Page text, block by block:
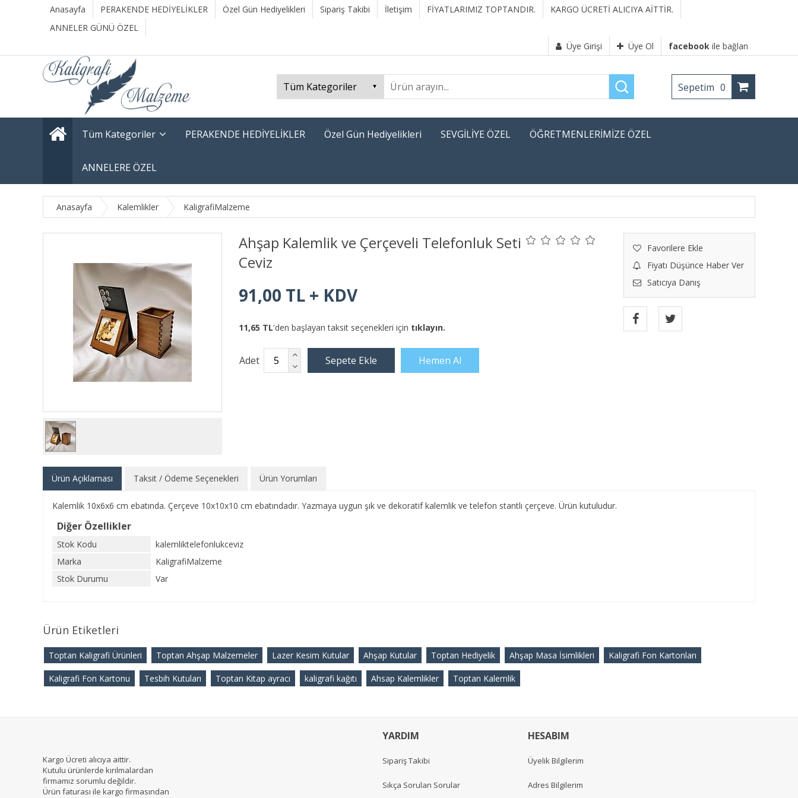
Anasayfa PERAKENDE HEDİYELİKLER Özel Gün Hediyelikleri Sipariş Takibi İletişim FİYATLARIMIZ TOPTANDIR.
KARGO ÜCRETİ ALICIYA AİTTİR.
ANNELER GÜNÜ ÖZEL
Üye Girişi
Üye Ol facebook ile bağlan
Sepetim 0
Tüm Kategoriler PERAKENDE HEDİYELİKLER Özel Gün Hediyelikleri SEVGİLİYE ÖZEL ÖĞRETMENLERİMİZE ÖZEL
ANNELERE ÖZEL
Anasayfa Kalemlikler KaligrafiMalzeme
Ahşap Kalemlik ve Çerçeveli Telefonluk Seti
Ceviz
Favorilere Ekle
Fiyatı Düşünce Haber Ver
Satıcıya Danış
91,00 TL + KDV
11,65 TL'den başlayan taksit seçenekleri için tıklayın.
Adet
Ürün Açıklaması Taksit / Ödeme Seçenekleri Ürün Yorumları
Kalemlik 10x6x6 cm ebatında. Çerçeve 10x10x10 cm ebatındadır. Yazmaya uygun şık ve dekoratif kalemlik ve telefon stantlı çerçeve. Ürün kutuludur.
Diğer Özellikler
Stok Kodu
kalemliktelefonlukceviz
Marka
KaligrafiMalzeme
Stok Durumu
Var
Ürün Etiketleri
Toptan Kaligrafi Ürünleri Toptan Ahşap Malzemeler Lazer Kesim Kutular Ahşap Kutular Toptan Hediyelik Ahşap Masa İsimlikleri Kaligrafi Fon Kartonları
Kaligrafi Fon Kartonu Tesbih Kutuları Toptan Kitap ayracı kaligrafi kağıtı Ahsap Kalemlikler Toptan Kalemlik
Kargo Ücreti alıcıya aittir.
Kutulu ürünlerde kırılmalardan
firmamız sorumlu değildir.
Ürün faturası ile kargo firmasından
YARDIM
Sipariş Takibi
Sıkça Sorulan Sorular
HESABIM
Üyelik Bilgilerim
Adres Bilgilerim